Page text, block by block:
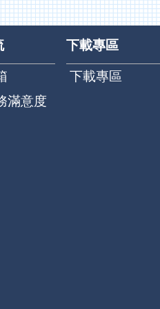
滿意度
下載專區
下載專區